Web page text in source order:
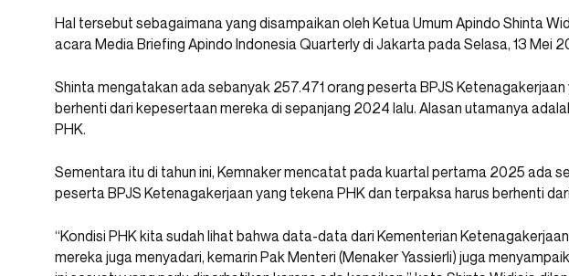
Hal tersebut sebagaimana yang disampaikan oleh Ketua Umum Apindo Shinta
acara Media Briefing Apindo Indonesia Quarterly di Jakarta pada Selasa, 13 Mei
Shinta mengatakan ada sebanyak 257.471 orang peserta BPJS
berhenti dari kepesertaan mereka di sepanjang 2024 lalu. Alasan utamanya
PHK.
Sementara itu di tahun ini, Kemnaker mencatat pada kuartal pertama 2025 ada
peserta BPJS Ketenagakerjaan yang tekena PHK dan terpaksa harus berhenti
“Kondisi PHK kita sudah lihat bahwa data-data dari Kementerian
mereka juga menyadari, kemarin Pak Menteri (Menaker Yassierli) juga